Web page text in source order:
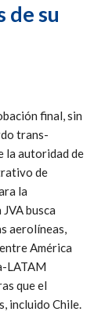
de su
final, sin
trans-
la autoridad de
de
la
busca
aerolíneas,
América
LATAM
que el
incluido Chile.